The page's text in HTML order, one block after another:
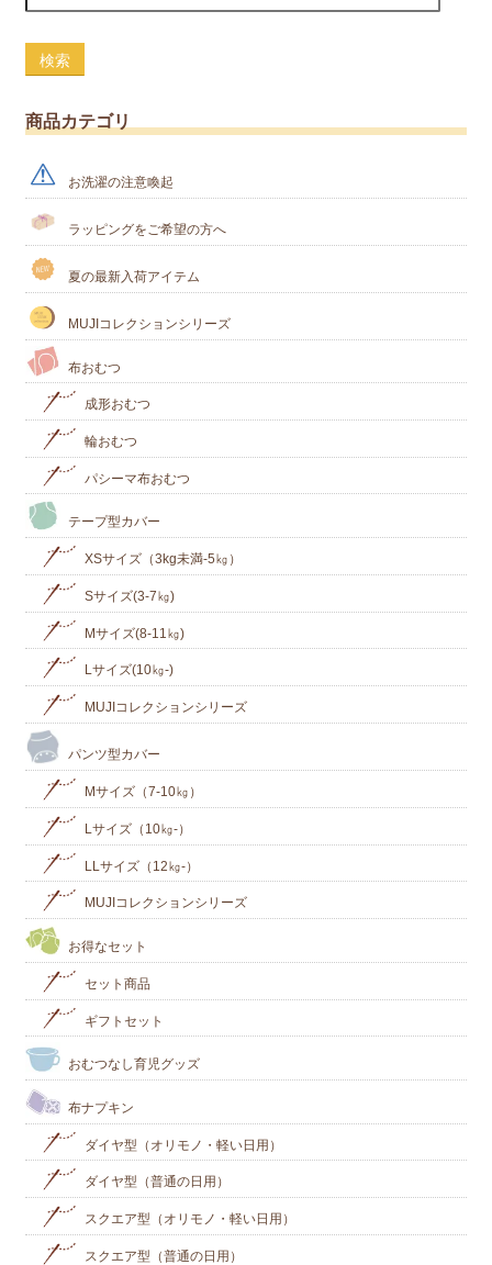
検索
商品カテゴリ
お洗濯の注意喚起
ラッピングをご希望の方へ
夏の最新入荷アイテム
MUJIコレクションシリーズ
布おむつ
成形おむつ
輪おむつ
パシーマ布おむつ
テープ型カバー
XSサイズ（3kg未満-5㎏）
Sサイズ(3-7㎏)
Mサイズ(8-11㎏)
Lサイズ(10㎏‐)
MUJIコレクションシリーズ
パンツ型カバー
Mサイズ（7-10㎏）
Lサイズ（10㎏-）
LLサイズ（12㎏-）
MUJIコレクションシリーズ
お得なセット
セット商品
ギフトセット
おむつなし育児グッズ
布ナプキン
ダイヤ型（オリモノ・軽い日用）
ダイヤ型（普通の日用）
スクエア型（オリモノ・軽い日用）
スクエア型（普通の日用）